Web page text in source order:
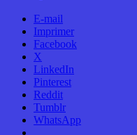
E-mail
Imprimer
Facebook
X
LinkedIn
Pinterest
Reddit
Tumblr
WhatsApp